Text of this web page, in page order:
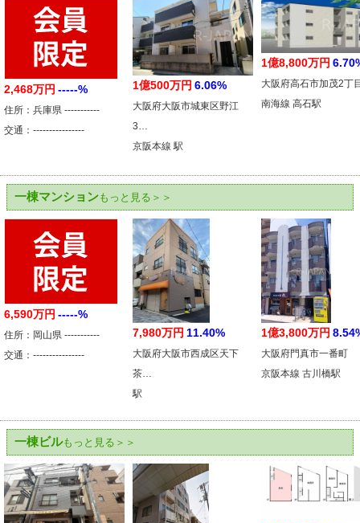
2,468万円 -----%
住所：兵庫県 -----------
交通：----------------
1億500万円 6.06%
大阪府大阪市城東区野江
3…
京阪本線 駅
1億8,800万円
大阪府高石市加茂2丁
南海線 高石駅
一棟マンションもっと見る＞＞
6,590万円 -----%
住所：岡山県 -----------
交通：----------------
7,980万円 11.40%
大阪府大阪市西成区天下
茶…
駅
1億3,800万円
大阪府門真市一番町
京阪本線 古川橋駅
一棟ビルもっと見る＞＞